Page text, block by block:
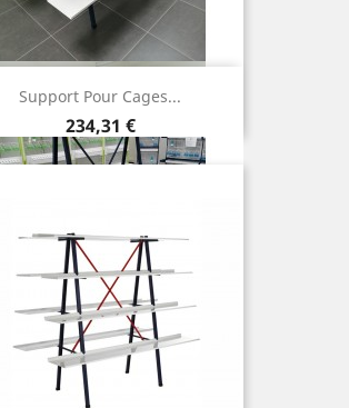
Support Pour Cages...
Prix
234,31 €